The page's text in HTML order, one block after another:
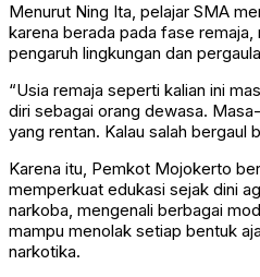
Menurut Ning Ita, pelajar SMA
karena berada pada fase
pengaruh lingkungan dan
“Usia remaja seperti kalian ini
diri sebagai orang dewasa.
yang rentan. Kalau salah bergaul
Karena itu, Pemkot Mojokerto
memperkuat edukasi sejak dini
narkoba, mengenali berbagai
mampu menolak setiap bentuk
narkotika.